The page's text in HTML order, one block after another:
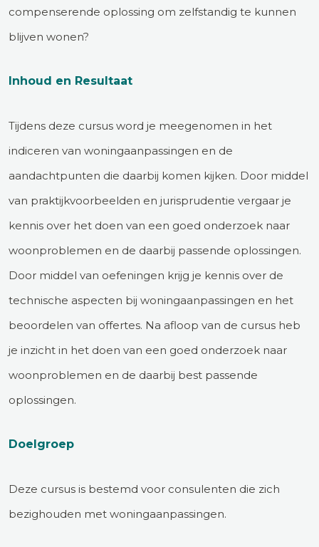
compenserende oplossing om zelfstandig te kunnen
blijven wonen?
Inhoud en Resultaat
Tijdens deze cursus word je meegenomen in het
indiceren van woningaanpassingen en de
aandachtpunten die daarbij komen kijken. Door middel
van praktijkvoorbeelden en jurisprudentie vergaar je
kennis over het doen van een goed onderzoek naar
woonproblemen en de daarbij passende oplossingen.
Door middel van oefeningen krijg je kennis over de
technische aspecten bij woningaanpassingen en het
beoordelen van offertes. Na afloop van de cursus heb
je inzicht in het doen van een goed onderzoek naar
woonproblemen en de daarbij best passende
oplossingen.
Doelgroep
Deze cursus is bestemd voor consulenten die zich
bezighouden met woningaanpassingen.